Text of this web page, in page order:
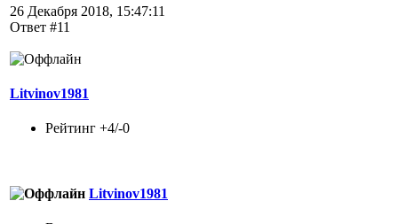
26 Декабря 2018, 15:47:11
Ответ #11
Litvinov1981
Рейтинг +4/-0
Litvinov1981